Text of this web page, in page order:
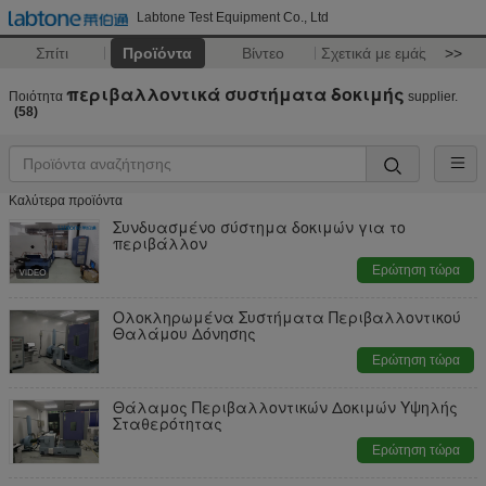
Labtone Test Equipment Co., Ltd
Σπίτι Προϊόντα Βίντεο Σχετικά με εμάς >>
Ποιότητα περιβαλλοντικά συστήματα δοκιμής supplier.
(58)
Καλύτερα προϊόντα
Συνδυασμένο σύστημα δοκιμών για το
περιβάλλον
Ερώτηση τώρα
Ολοκληρωμένα Συστήματα Περιβαλλοντικού
Θαλάμου Δόνησης
Ερώτηση τώρα
Θάλαμος Περιβαλλοντικών Δοκιμών Υψηλής
Σταθερότητας
Ερώτηση τώρα